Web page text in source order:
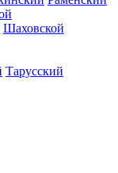
Шаховской
Тарусский